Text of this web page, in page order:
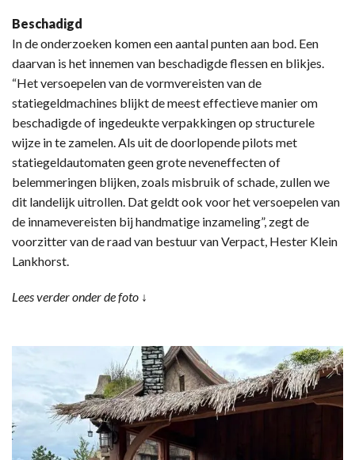
Beschadigd
In de onderzoeken komen een aantal punten aan bod. Een
daarvan is het innemen van beschadigde flessen en blikjes.
“Het versoepelen van de vormvereisten van de
statiegeldmachines blijkt de meest effectieve manier om
beschadigde of ingedeukte verpakkingen op structurele
wijze in te zamelen. Als uit de doorlopende pilots met
statiegeldautomaten geen grote neveneffecten of
belemmeringen blijken, zoals misbruik of schade, zullen we
dit landelijk uitrollen. Dat geldt ook voor het versoepelen van
de innamevereisten bij handmatige inzameling”, zegt de
voorzitter van de raad van bestuur van Verpact, Hester Klein
Lankhorst.
Lees verder onder de foto ↓